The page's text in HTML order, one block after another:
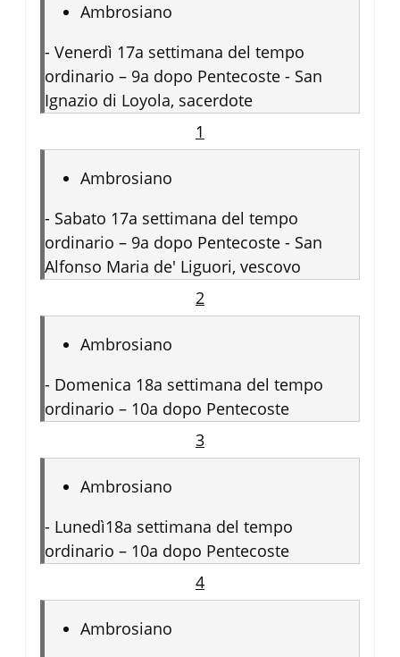
Ambrosiano
- Venerdì 17a settimana del tempo
ordinario – 9a dopo Pentecoste - San
Ignazio di Loyola, sacerdote
1
Ambrosiano
- Sabato 17a settimana del tempo
ordinario – 9a dopo Pentecoste - San
Alfonso Maria de' Liguori, vescovo
2
Ambrosiano
- Domenica 18a settimana del tempo
ordinario – 10a dopo Pentecoste
3
Ambrosiano
- Lunedì18a settimana del tempo
ordinario – 10a dopo Pentecoste
4
Ambrosiano